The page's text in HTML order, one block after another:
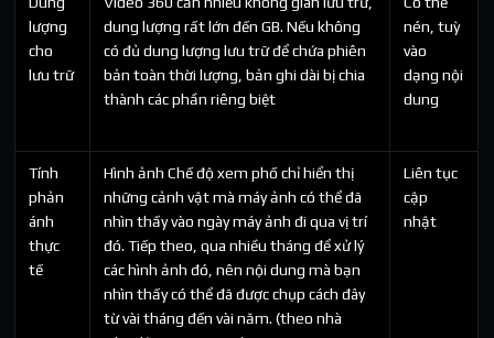
lượng
cho
lưu trữ
dung lượng rất lớn đến GB. Nếu không
có đủ dung lượng lưu trữ để chứa phiên
bản toàn thời lượng, bản ghi dài bị chia
thành các phần riêng biệt
nén, tuỳ
vào
dạng nội
dung
Tính
phản
ánh
thực
tế
Hình ảnh Chế độ xem phố chỉ hiển thị
những cảnh vật mà máy ảnh có thể đã
nhìn thấy vào ngày máy ảnh đi qua vị trí
đó. Tiếp theo, qua nhiều tháng để xử lý
các hình ảnh đó, nên nội dung mà bạn
nhìn thấy có thể đã được chụp cách đây
từ vài tháng đến vài năm. (theo nhà
Liên tục
cập
nhật